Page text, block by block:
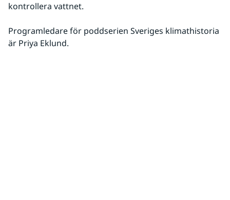
kontrollera vattnet.
Programledare för poddserien Sveriges klimathistoria
är Priya Eklund.